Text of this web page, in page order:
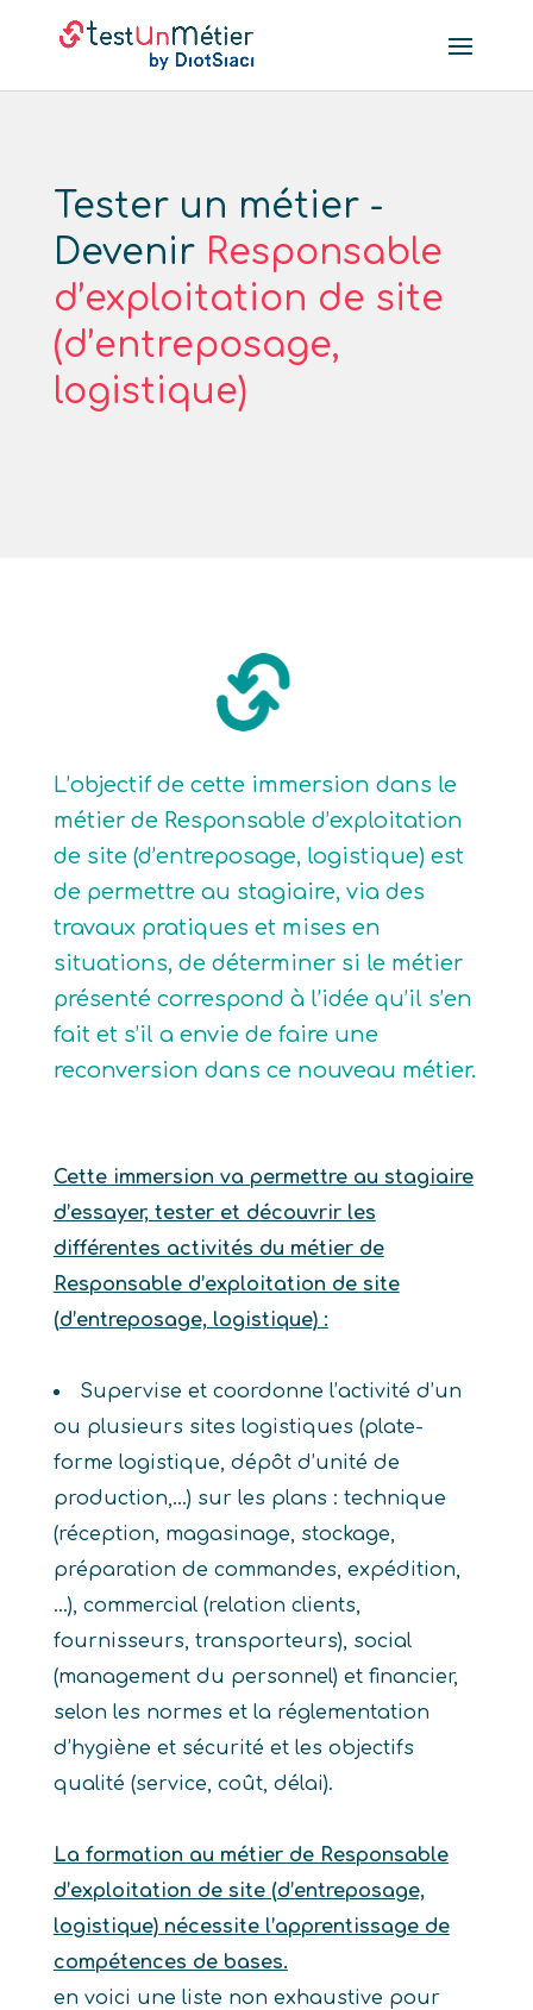
Tester un métier -
Devenir Responsable
d’exploitation de site
(d’entreposage,
logistique)
L’objectif de cette immersion dans le
métier de Responsable d’exploitation
de site (d’entreposage, logistique) est
de permettre au stagiaire, via des
travaux pratiques et mises en
situations, de déterminer si le métier
présenté correspond à l’idée qu’il s’en
fait et s’il a envie de faire une
reconversion dans ce nouveau métier.
Cette immersion va permettre au stagiaire
d’essayer, tester et découvrir les
différentes activités du métier de
Responsable d’exploitation de site
(d’entreposage, logistique) :
Supervise et coordonne l’activité d’un
ou plusieurs sites logistiques (plate-
forme logistique, dépôt d’unité de
production,…) sur les plans : technique
(réception, magasinage, stockage,
préparation de commandes, expédition,
…), commercial (relation clients,
fournisseurs, transporteurs), social
(management du personnel) et financier,
selon les normes et la réglementation
d’hygiène et sécurité et les objectifs
qualité (service, coût, délai).
La formation au métier de Responsable
d’exploitation de site (d’entreposage,
logistique) nécessite l’apprentissage de
compétences de bases.
en voici une liste non exhaustive pour